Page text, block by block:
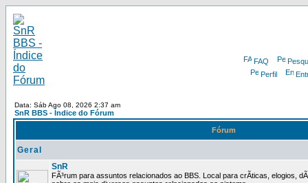
FAQ
Perfil
Data: Sáb Ago 08, 2026 2:37 am
SnR BBS - Índice do Fórum
Fórum
Geral
SnR
FÃ³rum para assuntos relacionados ao BBS. Local para crÃ­ticas, elogios,